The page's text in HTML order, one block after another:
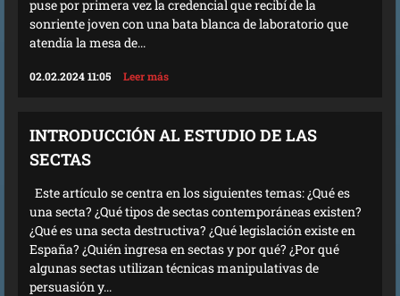
puse por primera vez la credencial que recibí de la
sonriente joven con una bata blanca de laboratorio que
atendía la mesa de...
02.02.2024 11:05 Leer más
INTRODUCCIÓN AL ESTUDIO DE LAS
SECTAS
Este artículo se centra en los siguientes temas: ¿Qué es
una secta? ¿Qué tipos de sectas contemporáneas existen?
¿Qué es una secta destructiva? ¿Qué legislación existe en
España? ¿Quién ingresa en sectas y por qué? ¿Por qué
algunas sectas utilizan técnicas manipulativas de
persuasión y...